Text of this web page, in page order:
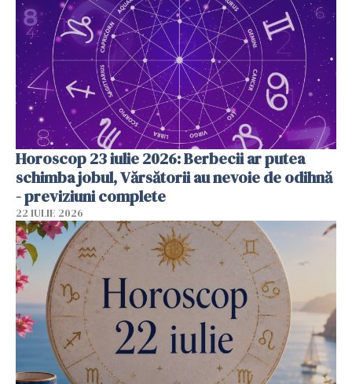
Horoscop 23 iulie 2026: Berbecii ar putea
schimba jobul, Vărsătorii au nevoie de odihnă
- previziuni complete
22 IULIE 2026